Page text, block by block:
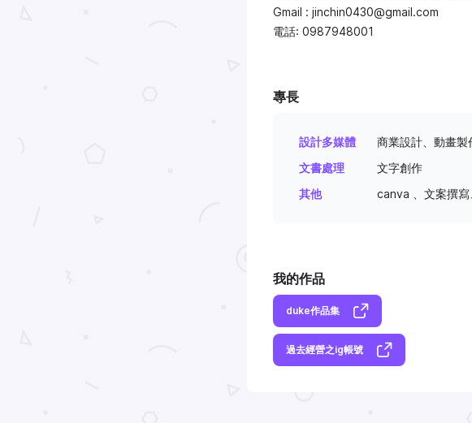
Gmail : jinchin0430@gmail.com
電話: 0987948001
專長
設計多媒體
商業設計、動畫製
文書處理
文字創作
其他
canva 、文案撰
我的作品
duke作品集
過去經營之ig帳號